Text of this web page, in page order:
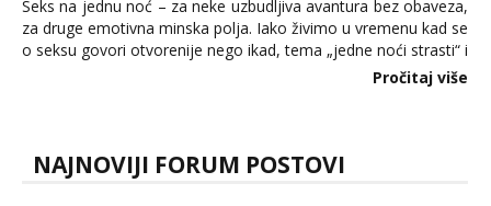
Seks na jednu noć – za neke uzbudljiva avantura bez obaveza,
za druge emotivna minska polja. Iako živimo u vremenu kad se
o seksu govori otvorenije nego ikad, tema „jedne noći strasti“ i
dalje izaziva burne rasprave. Što zapravo misle žene, a što
Pročitaj više
NAJNOVIJI FORUM POSTOVI